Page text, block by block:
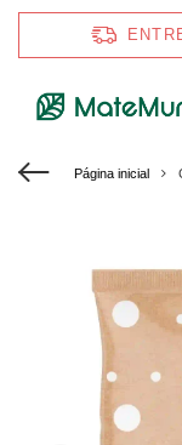
Página inicial